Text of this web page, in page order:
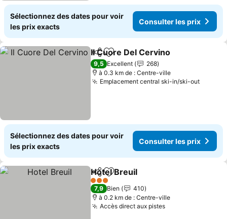
Sélectionnez des dates pour voir
les prix exacts
Consulter les prix
PartagerAjouter à mes favoris
Il Cuore Del Cervino
9,5 Excellent
268
à 0.3 km de : Centre-ville
Emplacement central ski-in/ski-out
Sélectionnez des dates pour voir
les prix exacts
Consulter les prix
PartagerAjouter à mes favoris
Hotel Breuil
3 Étoiles
7,9 Bien
410
à 0.2 km de : Centre-ville
Accès direct aux pistes